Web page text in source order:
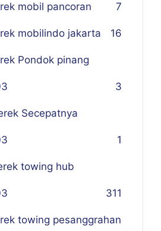
mobil pancoran 7
mobilindo jakarta 16
Pondok pinang
3
Secepatnya
1
towing hub
311
towing pesanggrahan